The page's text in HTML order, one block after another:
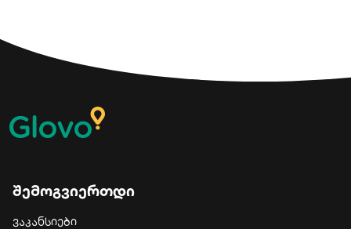
შემოგვიერთდი
ვაკანსიები